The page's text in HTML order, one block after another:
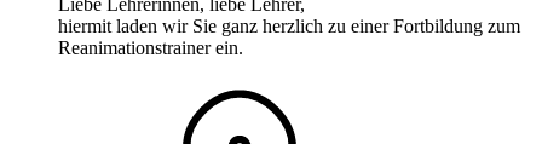
hiermit laden wir Sie ganz herzlich zu einer Fortbildung zum
Reanimationstrainer ein.